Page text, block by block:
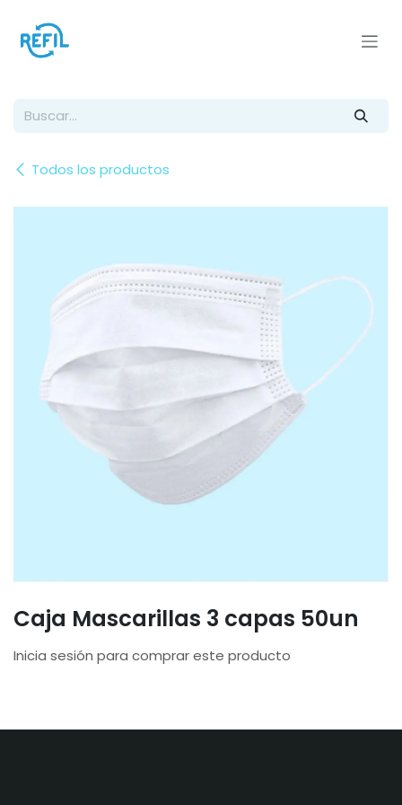
Todos los productos
Caja Mascarillas 3 capas 50un
Inicia sesión para comprar este producto